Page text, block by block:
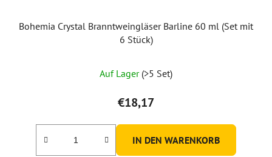
Bohemia Crystal Branntweingläser Barline 60 ml (Set mit
6 Stück)
Auf Lager (>5 Set)
€18,17
IN DEN WARENKORB